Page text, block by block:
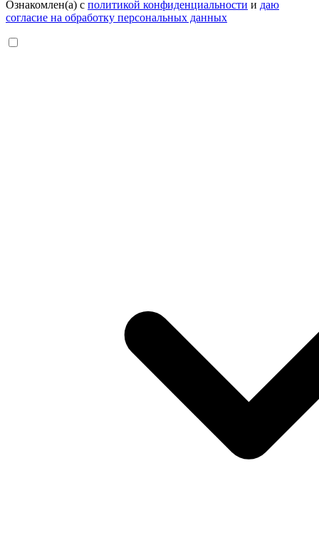
Ознакомлен(а) с политикой конфиденциальности и даю
согласие на обработку персональных данных